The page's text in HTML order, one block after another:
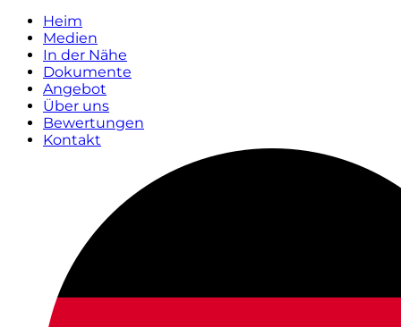
Heim
Medien
In der Nähe
Dokumente
Angebot
Über uns
Bewertungen
Kontakt